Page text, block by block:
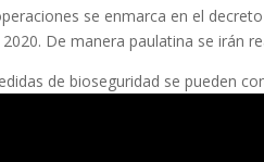
se enmarca en el
De manera paulatina se irán
de bioseguridad se pueden